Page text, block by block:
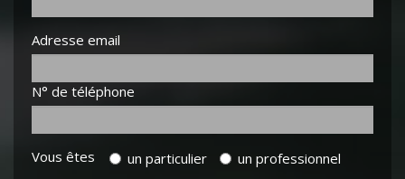
Adresse email
N° de téléphone
Vous êtes un particulier un professionnel